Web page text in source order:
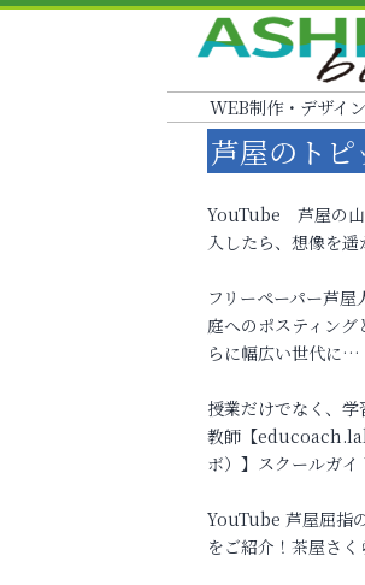
WEB制作・デザイ
芦屋のトピ
YouTube 芦屋の山
入したら、想像を遥
フリーペーパー芦
庭へのポスティン
らに幅広い世代に…
授業だけでなく、
教師【
ボ）】スクールガ
YouTube 芦屋屈指
をご紹介！茶屋さく